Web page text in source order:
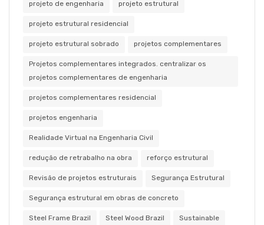
projeto de engenharia projeto estrutural
projeto estrutural residencial
projeto estrutural sobrado projetos complementares
Projetos complementares integrados. centralizar os
projetos complementares de engenharia
projetos complementares residencial
projetos engenharia
Realidade Virtual na Engenharia Civil
redução de retrabalho na obra reforço estrutural
Revisão de projetos estruturais Segurança Estrutural
Segurança estrutural em obras de concreto
Steel Frame Brazil Steel Wood Brazil Sustainable